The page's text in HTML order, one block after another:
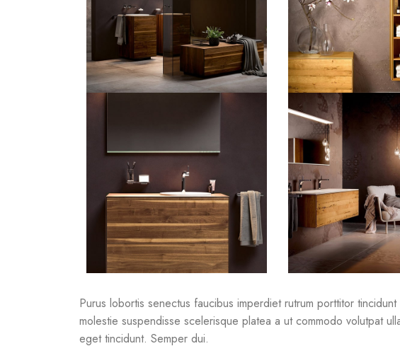
Purus lobortis senectus faucibus imperdiet rutrum porttitor
molestie suspendisse scelerisque platea a ut commodo volutpat
eget tincidunt. Semper dui.